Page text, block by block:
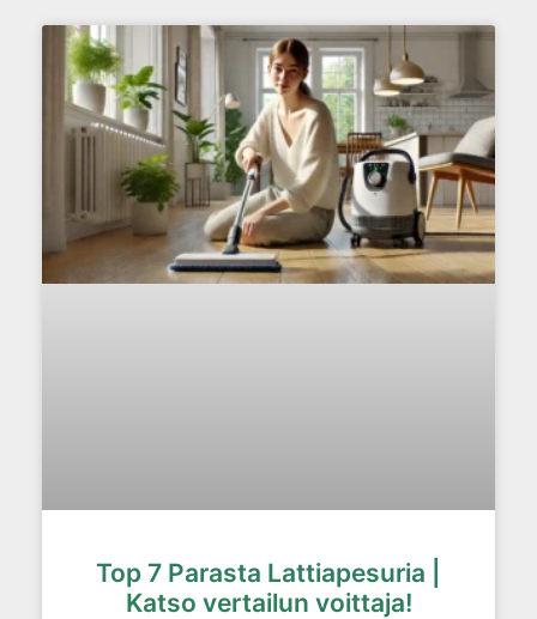
Top 7 Parasta Lattiapesuria |
Katso vertailun voittaja!